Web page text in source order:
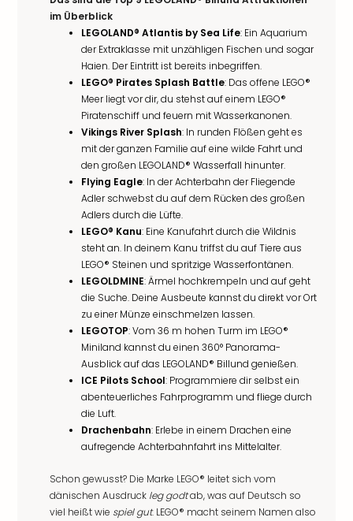
im Überblick
LEGOLAND® Atlantis by Sea Life: Ein Aquarium
der Extraklasse mit unzähligen Fischen und sogar
Haien. Der Eintritt ist bereits inbegriffen.
LEGO® Pirates Splash Battle: Das offene LEGO®
Meer liegt vor dir, du stehst auf einem LEGO®
Piratenschiff und feuern mit Wasserkanonen.
Vikings River Splash: In runden Flößen geht es
mit der ganzen Familie auf eine wilde Fahrt und
den großen LEGOLAND® Wasserfall hinunter.
Flying Eagle: In der Achterbahn der Fliegende
Adler schwebst du auf dem Rücken des großen
Adlers durch die Lüfte.
LEGO® Kanu: Eine Kanufahrt durch die Wildnis
steht an. In deinem Kanu triffst du auf Tiere aus
LEGO® Steinen und spritzige Wasserfontänen.
LEGOLDMINE: Ärmel hochkrempeln und auf geht
die Suche. Deine Ausbeute kannst du direkt vor Ort
zu einer Münze einschmelzen lassen.
LEGOTOP: Vom 36 m hohen Turm im LEGO®
Miniland kannst du einen 360° Panorama-
Ausblick auf das LEGOLAND® Billund genießen.
ICE Pilots School: Programmiere dir selbst ein
abenteuerliches Fahrprogramm und fliege durch
die Luft.
Drachenbahn: Erlebe in einem Drachen eine
aufregende Achterbahnfahrt ins Mittelalter.
Schon gewusst? Die Marke LEGO® leitet sich vom
dänischen Ausdruck leg godtab, was auf Deutsch so
viel heißt wie spiel gut. LEGO® macht seinem Namen also